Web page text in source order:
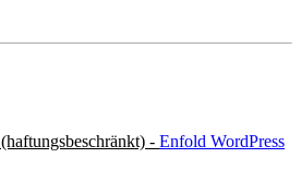
- Enfold WordPress